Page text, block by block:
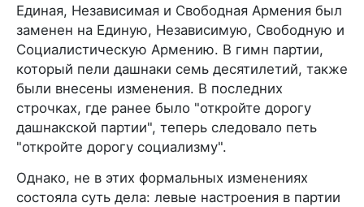
Единая, Независимая и Свободная Армения был
заменен на Единую, Независимую, Свободную и
Социалистическую Армению. В гимн партии,
который пели дашнаки семь десятилетий, также
были внесены изменения. В последних
строчках, где ранее было "откройте дорогу
дашнакской партии", теперь следовало петь
"откройте дорогу социализму".
Однако, не в этих формальных изменениях
состояла суть дела: левые настроения в партии